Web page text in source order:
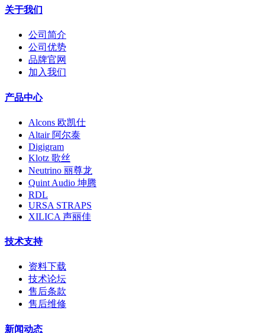
关于我们
公司简介
公司优势
品牌官网
加入我们
产品中心
Alcons 欧凯仕
Altair 阿尔泰
Digigram
Klotz 歌丝
Neutrino 丽尊龙
Quint Audio 坤腾
RDL
URSA STRAPS
XILICA 声丽佳
技术支持
资料下载
技术论坛
售后条款
售后维修
新闻动态